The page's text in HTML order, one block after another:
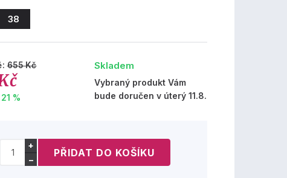
38
655 Kč
21 %
Skladem
Vybraný produkt Vám
bude doručen v úterý 11.8.
+
−